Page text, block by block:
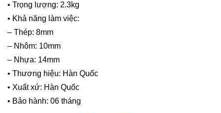
• Trọng lượng: 2.3kg
• Khả năng làm việc:
– Thép: 8mm
– Nhôm: 10mm
– Nhựa: 14mm
• Thương hiệu: Hàn Quốc
• Xuất xứ: Hàn Quốc
• Bảo hành: 06 tháng